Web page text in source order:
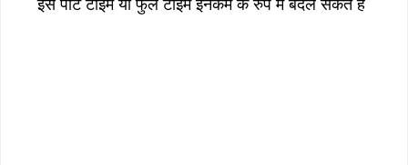
इसे पार्ट टाइम या फुल टाइम इनकम के रुप मे बदल सकते है